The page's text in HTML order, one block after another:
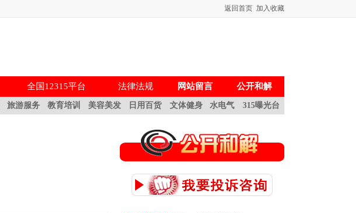
返回首页 加入收藏
全国12315平台 法律法规 网站留言 公开和解
旅游服务 教育培训 美容美发 日用百货 文体健身 水电气 315曝光台